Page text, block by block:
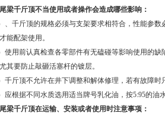
梁千斤顶不当使用或者操作会造成哪些影响：
、千斤顶的规格必须与支架要求相符合，性能参
能配架使用。
使用前认真检查各零部件有无磕碰等影响使用的
其要防止敲砸活塞杆的镀层。
千斤顶不允许在井下调整和解体修理，若有故障时
应根据不同水质选用适当牌号乳化油，按5:95的油
梁千斤顶在运输、安装或者使用时注意事项：